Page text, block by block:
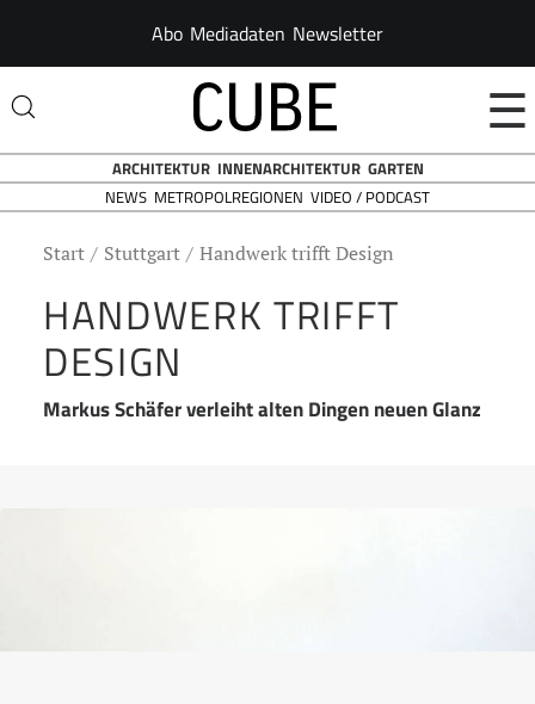
Abo Mediadaten Newsletter
☰
ARCHITEKTUR INNENARCHITEKTUR GARTEN
NEWS METROPOLREGIONEN VIDEO / PODCAST
Start Stuttgart Handwerk trifft Design
HANDWERK TRIFFT
DESIGN
Markus Schäfer verleiht alten Dingen neuen Glanz